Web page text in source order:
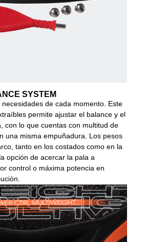
SYSTEM
de cada momento. Este
permite ajustar el balance y el
con lo que cuentas con multitud de
una misma empuñadura. Los pesos
tanto en los costados como en la
opción de acercar la pala a
control o máxima potencia en